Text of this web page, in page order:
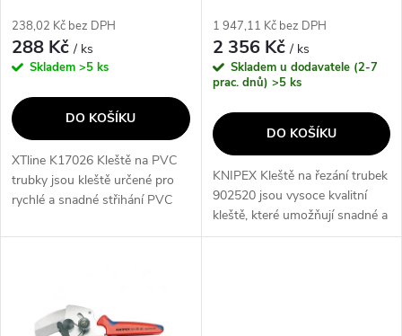
o
d
u
k
t
ů
o
d
u
k
t
238,02 Kč bez DPH
288 Kč/ ks
Skladem >5 ks
DO KOŠÍKU
XTline K17026 Kleště na PVC
trubky jsou kleště určené pro
rychlé a snadné střihání PVC
Díky vyměnitelnému břitu a
1 947,11 Kč bez DPH
2 356 Kč/ ks
Skladem u dodavatele (2-7
prac. dnů) >5 ks
DO KOŠÍKU
KNIPEX Kleště na řezání trubek
902520 jsou vysoce kvalitní
kleště, které umožňují snadné a
přesné řezání trubek. Díky